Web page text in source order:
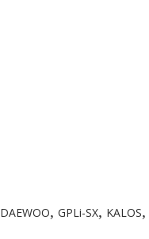
DAEWOO, GPLi-SX, KALOS,